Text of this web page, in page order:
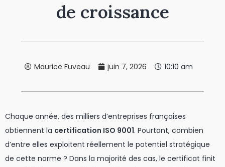
de croissance
Maurice Fuveau juin 7, 2026 10:10 am
Chaque année, des milliers d’entreprises françaises
obtiennent la certification ISO 9001. Pourtant, combien
d’entre elles exploitent réellement le potentiel stratégique
de cette norme ? Dans la majorité des cas, le certificat finit